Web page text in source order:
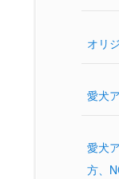
オリ
愛犬
愛犬
方、